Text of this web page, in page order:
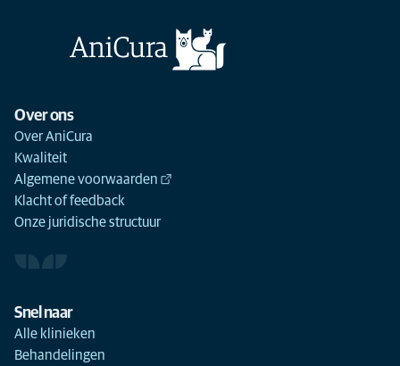
Over ons
Over AniCura
Kwaliteit
Algemene voorwaarden
Klacht of feedback
Onze juridische structuur
Snel naar
Alle klinieken
Behandelingen